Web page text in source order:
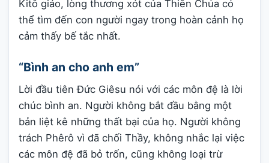
Kitô giáo, lòng thương xót của Thiên Chúa có
thể tìm đến con người ngay trong hoàn cảnh họ
cảm thấy bế tắc nhất.
“Bình an cho anh em”
Lời đầu tiên Đức Giêsu nói với các môn đệ là lời
chúc bình an. Người không bắt đầu bằng một
bản liệt kê những thất bại của họ. Người không
trách Phêrô vì đã chối Thầy, không nhắc lại việc
các môn đệ đã bỏ trốn, cũng không loại trừ